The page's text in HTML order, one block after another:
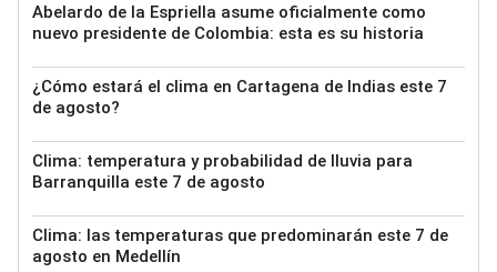
Abelardo de la Espriella asume oficialmente como
nuevo presidente de Colombia: esta es su historia
¿Cómo estará el clima en Cartagena de Indias este 7
de agosto?
Clima: temperatura y probabilidad de lluvia para
Barranquilla este 7 de agosto
Clima: las temperaturas que predominarán este 7 de
agosto en Medellín